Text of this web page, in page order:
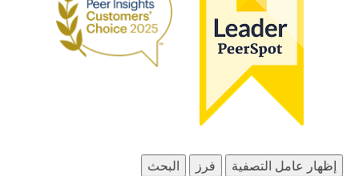
إظهار عامل التصفية فرز البحث